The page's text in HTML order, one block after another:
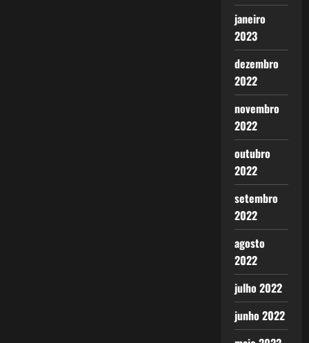
janeiro
2023
dezembro
2022
novembro
2022
outubro
2022
setembro
2022
agosto
2022
julho 2022
junho 2022